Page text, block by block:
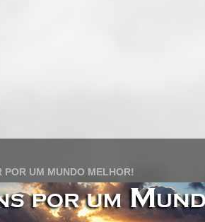
POR UM MUNDO MELHOR!